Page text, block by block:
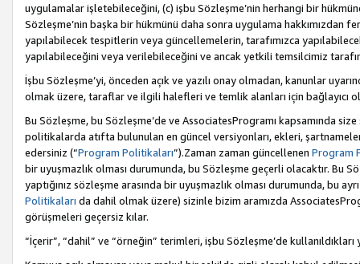
uygulamalar işletebileceğini, (c) işbu Sözleşme’nin herhangi bir
Sözleşme’nin başka bir hükmünü daha sonra uygulama hakkımızdan
yapılabilecek tespitlerin veya güncellemelerin, tarafımızca
yapılabileceğini veya verilebileceğini ve ancak yetkili temsilcimiz
İşbu Sözleşme’yi, önceden açık ve yazılı onay olmadan, kanunlar
olmak üzere, taraflar ve ilgili halefleri ve temlik alanları için bağlayıcı
Bu Sözleşme, bu Sözleşme’de ve AssociatesProgramı kapsamında
politikalarda atıfta bulunulan en güncel versiyonları, ekleri,
edersiniz (“Program Politikaları”).Zaman zaman güncellenen Program
bir uyuşmazlık olması durumunda, bu Sözleşme geçerli olacaktır. Bu
yaptığınız sözleşme arasında bir uyuşmazlık olması durumunda, bu
Politikaları da dahil olmak üzere) sizinle bizim aramızda
görüşmeleri geçersiz kılar.
“İçerir”, “dahil” ve “örneğin” terimleri, işbu Sözleşme’de